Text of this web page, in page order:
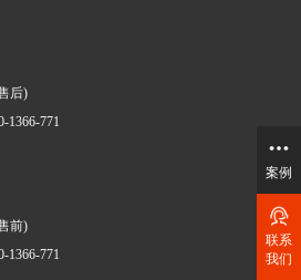
后)
1366-771
前)
1366-771
案例
联系
我们